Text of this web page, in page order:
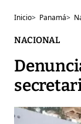
Inicio> Panamá>
NACIONAL